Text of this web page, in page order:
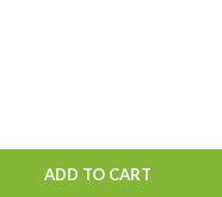
ADD TO CART